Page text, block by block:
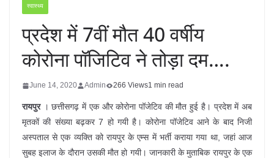
स्वास्थ्य
प्रदेश में 7वीं मौत 40 वर्षीय
कोरोना पॉजिटिव ने तोड़ा दम….
June 14, 2020 Admin 266 Views1 min read
रायपुर। छत्तीसगढ़ में एक और कोरोना पॉजेटिव की मौत हुई है। प्रदेश में अब
मृतकों की संख्या बढ़कर 7 हो गयी है। कोरोना पॉजेटिव आने के बाद निजी
अस्पताल से एक व्यक्ति को रायपुर के एम्स में भर्ती कराया गया था, जहां आज
सुबह इलाज के दौरान उसकी मौत हो गयी। जानकारी के मुताबिक रायपुर के एक